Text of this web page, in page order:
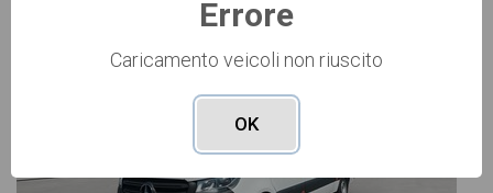
Errore
Caricamento veicoli non riuscito
OK